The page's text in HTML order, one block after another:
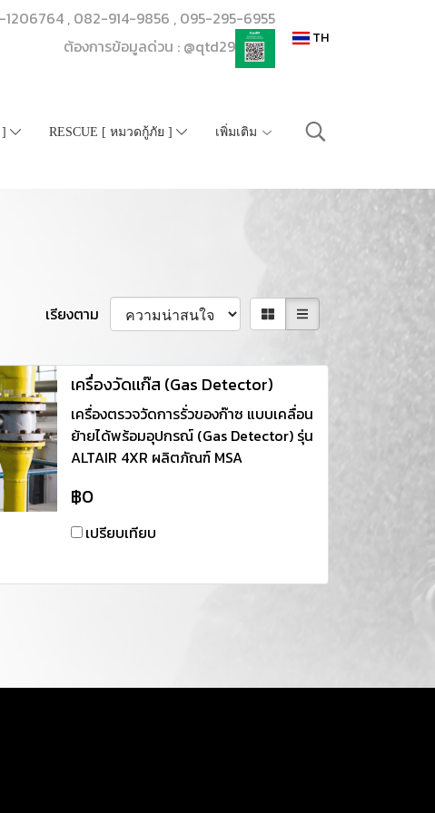
, 082-914-9856 , 095-295-6955
ต้องการข้อมูลด่วน : @qtd29
TH
RESCUE [ หมวดกู้ภัย ] เพิ่มเติม
เรียงตาม
เครื่องวัดเเก๊ส (Gas Detector)
เครื่องตรวจวัดการรั่วของก๊าซ แบบเคลื่อน
ย้ายได้พร้อมอุปกรณ์ (Gas Detector) รุ่น
ALTAIR 4XR ผลิตภัณฑ์ MSA
฿0
เปรียบเทียบ